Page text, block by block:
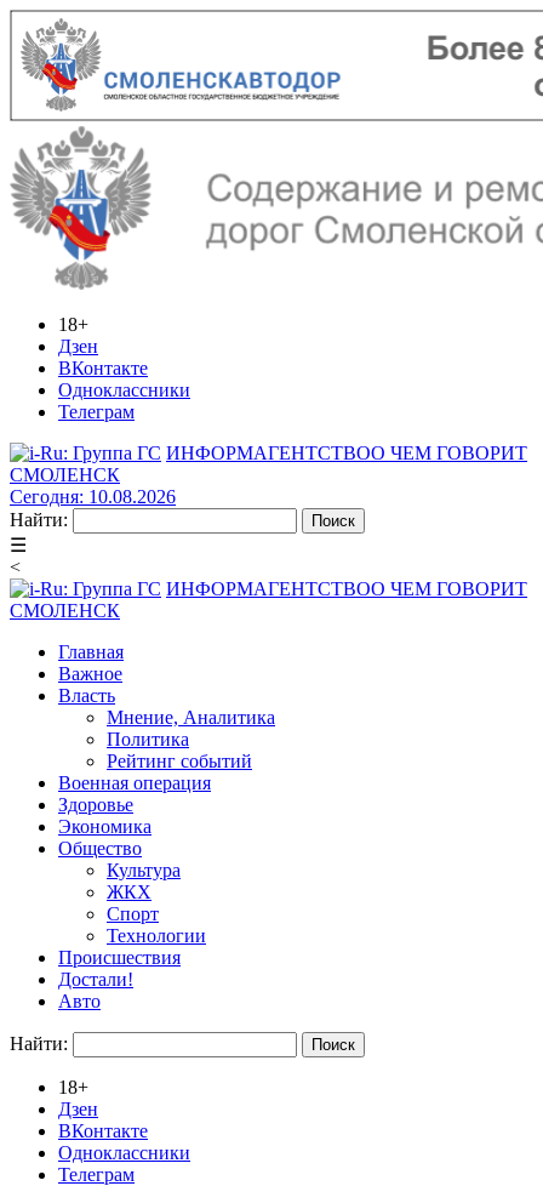
18+
Дзен
ВКонтакте
Одноклассники
Телеграм
ИНФОРМАГЕНТСТВОО ЧЕМ ГОВОРИТ
СМОЛЕНСК
Сегодня: 10.08.2026
Найти:
☰
<
ИНФОРМАГЕНТСТВОО ЧЕМ ГОВОРИТ
СМОЛЕНСК
Главная
Важное
Власть
Мнение, Аналитика
Политика
Рейтинг событий
Военная операция
Здоровье
Экономика
Общество
Культура
ЖКХ
Спорт
Технологии
Происшествия
Достали!
Авто
Найти:
18+
Дзен
ВКонтакте
Одноклассники
Телеграм